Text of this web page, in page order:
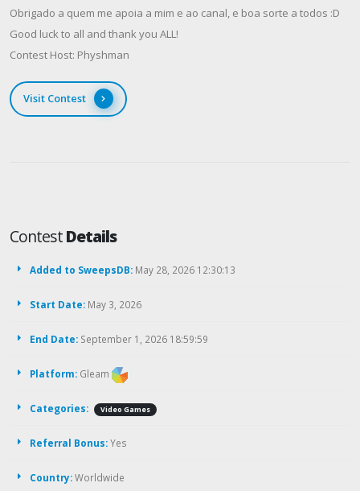
Obrigado a quem me apoia a mim e ao canal, e boa sorte a todos :D
Good luck to all and thank you ALL!
Contest Host: Physhman
Visit Contest
ContestDetails
Added to SweepsDB: May 28, 2026 12:30:13
Start Date: May 3, 2026
End Date: September 1, 2026 18:59:59
Platform: Gleam
Categories: Video Games
Referral Bonus:Yes
Country:Worldwide